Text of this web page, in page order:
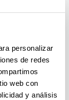
personalizar
de redes
web con
y análisis
ventana)
ventana)